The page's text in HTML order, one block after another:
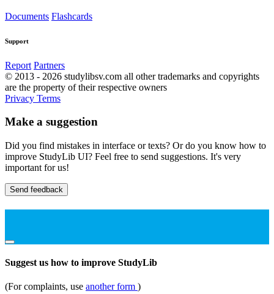
Documents Flashcards
Support
Report Partners
© 2013 - 2026 studylibsv.com all other trademarks and copyrights
are the property of their respective owners
Privacy Terms
Make a suggestion
Did you find mistakes in interface or texts? Or do you know how to
improve StudyLib UI? Feel free to send suggestions. It's very
important for us!
Send feedback
Suggest us how to improve StudyLib
(For complaints, use another form )